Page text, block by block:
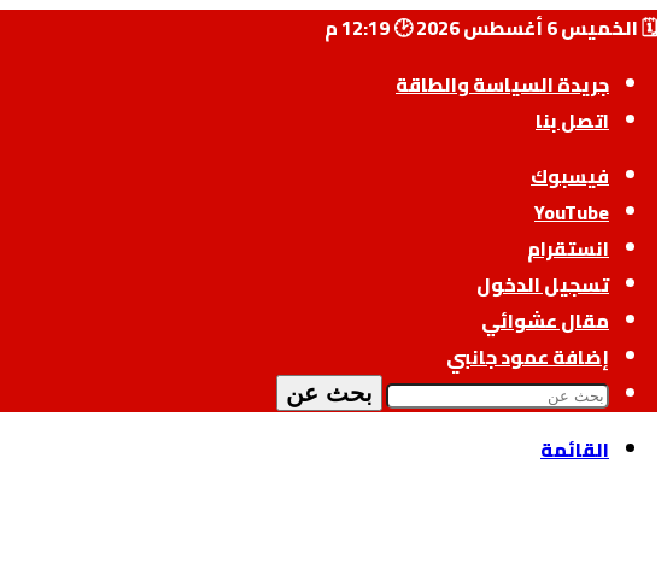
🗓️ الخميس 6 أغسطس 2026 🕑 12:19 م
جريدة السياسة والطاقة
اتصل بنا
فيسبوك
‫YouTube
انستقرام
تسجيل الدخول
مقال عشوائي
إضافة عمود جانبي
بحث عن
القائمة